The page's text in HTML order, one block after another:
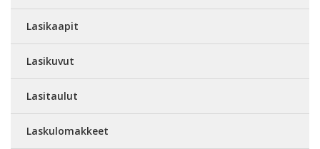
Lasikaapit
Lasikuvut
Lasitaulut
Laskulomakkeet